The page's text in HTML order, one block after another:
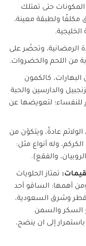
حتى تمتلك
ولطبقة معينة،
الرمضانية، وتحضّر على
اللحم والخضروات.
كالكمون
والدارسين والحبة
للنفساء؛ لتعويضها عن
عادةً، ويتكوّن من
وله أنواع مثل:
والفقع).
تمتاز الحلويات
أهمها: الساقو أحد
قطر وشرق السعودية،
السكر والسمن
إلى ان ينضج،